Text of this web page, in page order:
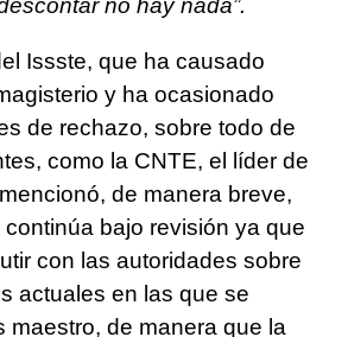
no hay nada”.
Issste, que ha causado
y ha ocasionado
de rechazo, sobre todo de
como la CNTE, el líder de
de manera breve,
bajo revisión ya que
con las autoridades sobre
actuales en las que se
maestro, de manera que la